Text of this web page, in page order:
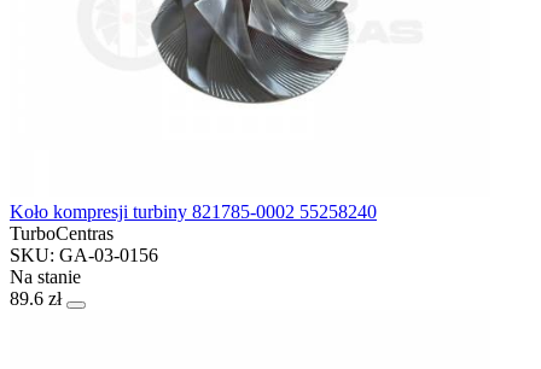
Koło kompresji turbiny 821785-0002 55258240
TurboCentras
SKU: GA-03-0156
Na stanie
89.6 zł